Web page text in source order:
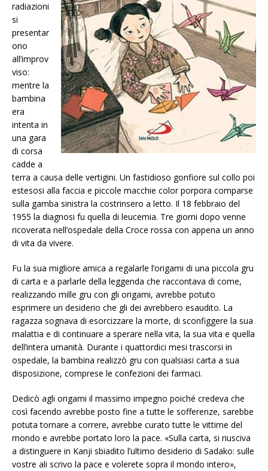
radiazioni
si
presentar
ono
all’improv
viso:
mentre la
bambina
era
intenta in
una gara
di corsa
cadde a
terra a causa delle vertigini. Un fastidioso gonfiore sul collo poi
estesosi alla faccia e piccole macchie color porpora comparse
sulla gamba sinistra la costrinsero a letto. Il 18 febbraio del
1955 la diagnosi fu quella di leucemia. Tre giorni dopo venne
ricoverata nell’ospedale della Croce rossa con appena un anno
di vita da vivere.
Fu la sua migliore amica a regalarle l’origami di una piccola gru
di carta e a parlarle della leggenda che raccontava di come,
realizzando mille gru con gli origami, avrebbe potuto
esprimere un desiderio che gli dei avrebbero esaudito. La
ragazza sognava di esorcizzare la morte, di sconfiggere la sua
malattia e di continuare a sperare nella vita, la sua vita e quella
dell’intera umanità. Durante i quattordici mesi trascorsi in
ospedale, la bambina realizzò gru con qualsiasi carta a sua
disposizione, comprese le confezioni dei farmaci.
Dedicò agli origami il massimo impegno poiché credeva che
così facendo avrebbe posto fine a tutte le sofferenze, sarebbe
potuta tornare a correre, avrebbe curato tutte le vittime del
mondo e avrebbe portato loro la pace. «Sulla carta, si riusciva
a distinguere in Kanji sbiadito l’ultimo desiderio di Sadako: sulle
vostre ali scrivo la pace e volerete sopra il mondo intero»,